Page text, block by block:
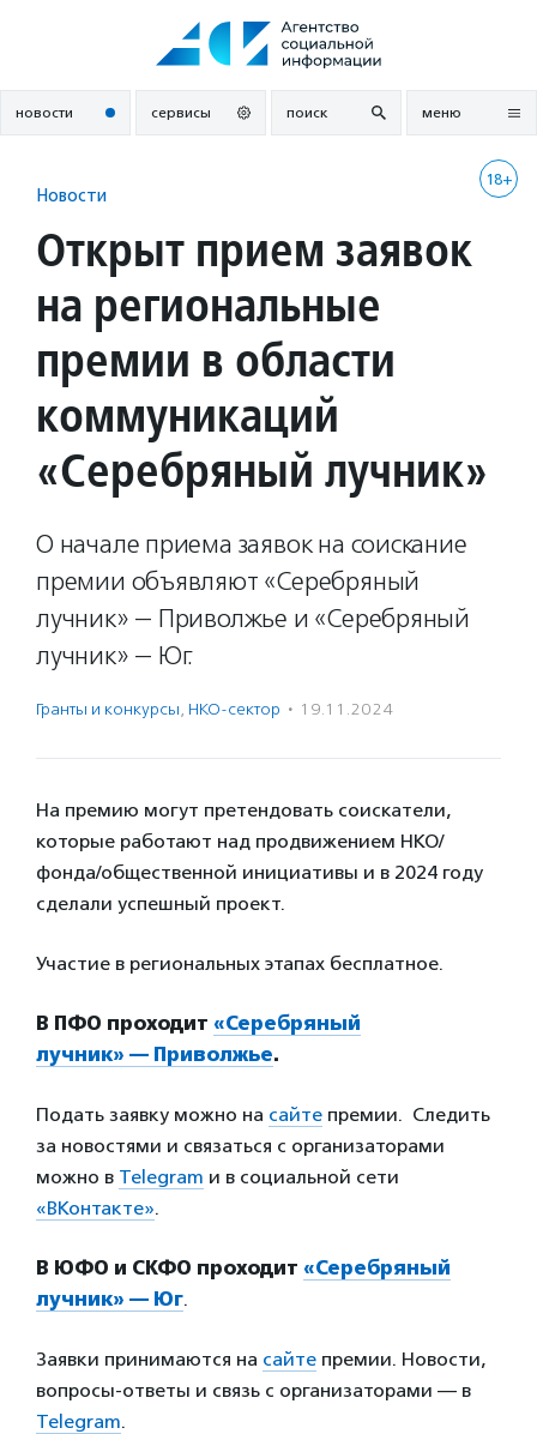
новости сервисы поиск меню
18+
Новости
Открыт прием заявок
на региональные
премии в области
коммуникаций
«Серебряный лучник»
О начале приема заявок на соискание
премии объявляют «Серебряный
лучник» — Приволжье и «Серебряный
лучник» — Юг.
Гранты и конкурсы, НКО-сектор · 19.11.2024
На премию могут претендовать соискатели,
которые работают над продвижением НКО/
фонда/общественной инициативы и в 2024 году
сделали успешный проект.
Участие в региональных этапах бесплатное.
В ПФО проходит «Серебряный
лучник» — Приволжье.
Подать заявку можно на сайте премии. Следить
за новостями и связаться с организаторами
можно в Telegram и в социальной сети
«ВКонтакте».
В ЮФО и СКФО проходит «Серебряный
лучник» — Юг.
Заявки принимаются на сайте премии. Новости,
вопросы-ответы и связь с организаторами — в
Telegram.